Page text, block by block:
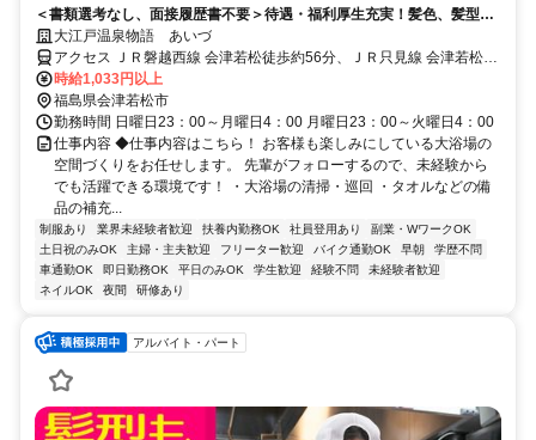
＜書類選考なし、面接履歴書不要＞待遇・福利厚生充実！髪色、髪型自
由/ピアス、ネイルOK※勤務時のルールあり/幅広い年代の方が活躍中！
大江戸温泉物語 あいづ
アクセス ＪＲ磐越西線 会津若松徒歩約56分、ＪＲ只見線 会津若松徒
歩約56分 JR会津若松駅より路線バスで約20分※詳細はお問合せくだ
さい。
時給1,033円以上
福島県会津若松市
勤務時間 日曜日23：00～月曜日4：00 月曜日23：00～火曜日4：00
仕事内容 ◆仕事内容はこちら！ お客様も楽しみにしている大浴場の
空間づくりをお任せします。 先輩がフォローするので、未経験から
でも活躍できる環境です！ ・大浴場の清掃・巡回 ・タオルなどの備
品の補充...
制服あり 業界未経験者歓迎 扶養内勤務OK 社員登用あり
副業・WワークOK
土日祝のみOK
主婦・主夫歓迎 フリーター歓迎 バイク通勤OK 早朝
学歴不問
車通勤OK
即日勤務OK 平日のみOK 学生歓迎 経験不問
未経験者歓迎
ネイルOK
夜間 研修あり
アルバイト・パート